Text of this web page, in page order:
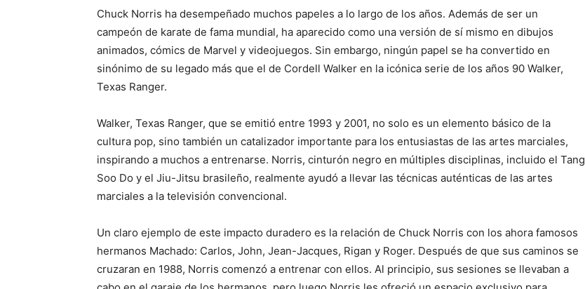
Chuck Norris ha desempeñado muchos papeles a lo largo de los años. Además de ser un
campeón de karate de fama mundial, ha aparecido como una versión de sí mismo en dibujos
animados, cómics de Marvel y videojuegos. Sin embargo, ningún papel se ha convertido en
sinónimo de su legado más que el de Cordell Walker en la icónica serie de los años 90 Walker,
Texas Ranger.
Walker, Texas Ranger, que se emitió entre 1993 y 2001, no solo es un elemento básico de la
cultura pop, sino también un catalizador importante para los entusiastas de las artes marciales,
inspirando a muchos a entrenarse. Norris, cinturón negro en múltiples disciplinas, incluido el Tang
Soo Do y el Jiu-Jitsu brasileño, realmente ayudó a llevar las técnicas auténticas de las artes
marciales a la televisión convencional.
Un claro ejemplo de este impacto duradero es la relación de Chuck Norris con los ahora famosos
hermanos Machado: Carlos, John, Jean-Jacques, Rigan y Roger. Después de que sus caminos se
cruzaran en 1988, Norris comenzó a entrenar con ellos. Al principio, sus sesiones se llevaban a